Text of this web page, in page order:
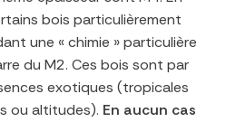
bois particulièrement
une « chimie » particulière
du M2. Ces bois sont par
exotiques (tropicales
ou altitudes). En aucun cas